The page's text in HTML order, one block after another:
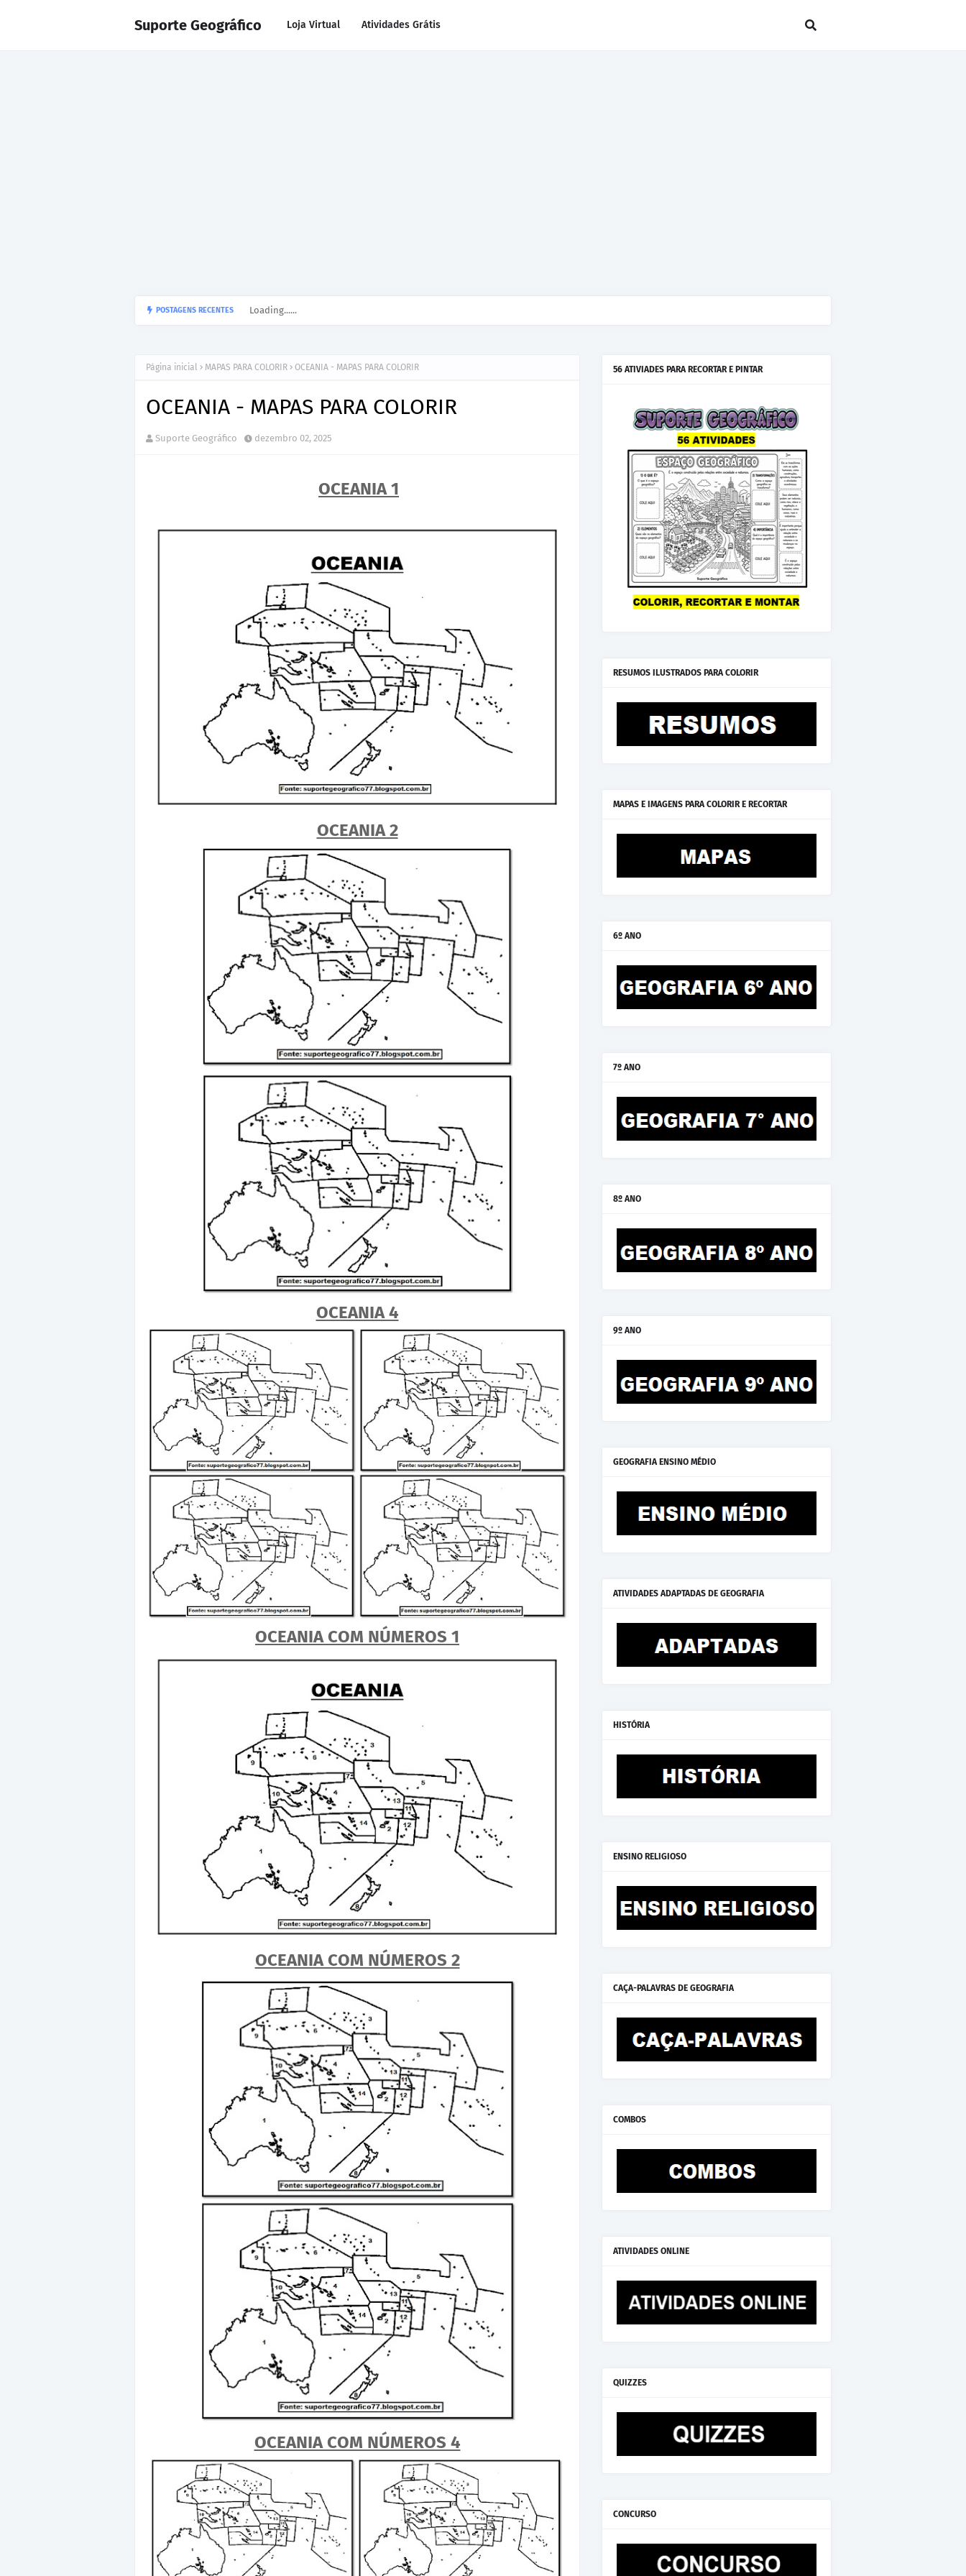
Suporte Geográfico Loja Virtual Atividades Grátis
POSTAGENS RECENTES Loading......
Página inicial MAPAS PARA COLORIR OCEANIA - MAPAS PARA COLORIR
OCEANIA - MAPAS PARA COLORIR
Suporte Geográfico dezembro 02, 2025
OCEANIA 1
OCEANIA 2
OCEANIA 4
OCEANIA COM NÚMEROS 1
OCEANIA COM NÚMEROS 2
OCEANIA COM NÚMEROS 4
56 ATIVIADES PARA RECORTAR E PINTAR
RESUMOS ILUSTRADOS PARA COLORIR
MAPAS E IMAGENS PARA COLORIR E RECORTAR
6º ANO
7º ANO
8º ANO
9º ANO
GEOGRAFIA ENSINO MÉDIO
ATIVIDADES ADAPTADAS DE GEOGRAFIA
HISTÓRIA
ENSINO RELIGIOSO
CAÇA-PALAVRAS DE GEOGRAFIA
COMBOS
ATIVIDADES ONLINE
QUIZZES
CONCURSO